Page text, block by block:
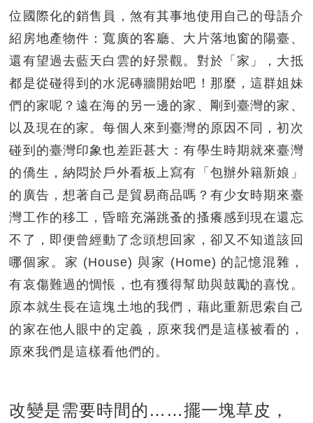
位國際化的銷售員，煞有其事地使用自己的母語介
紹房地產物件：寬廣的客廳、大片落地窗的陽臺、
還有望過去藍天白雲的好景觀。對於「家」，大抵
都是從碰得到的水泥磚牆開始吧！那麼，這群姐妹
們的家呢？遠在海的另一邊的家、剛到臺灣的家、
以及現在的家。每個人來到臺灣的原因不同，初次
碰到的臺灣印象也差距甚大：有學生時期就來臺灣
的僑生，納悶於戶外看板上寫有「包辦外籍新娘」
的廣告，想著自己是貿易商品嗎？有少女時期來臺
灣工作的移工，昏暗充滿跳蚤的搔癢感到現在還忘
不了，即便曾經動了念頭想回家，卻又不知道該回
哪個家。家 (House) 與家 (Home) 的記憶混雜，
有哀傷難過的惆悵，也有獲得幫助與鼓勵的喜悅。
原本就生長在這塊土地的我們，藉此重新思索自己
的家在他人眼中的定義，原來我們是這樣被看的，
原來我們是這樣看他們的。
改變是需要時間的……擺一塊草皮，